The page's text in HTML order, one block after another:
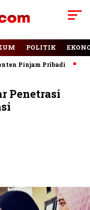
POLITIK
Pinjam Pribadi
Penetrasi